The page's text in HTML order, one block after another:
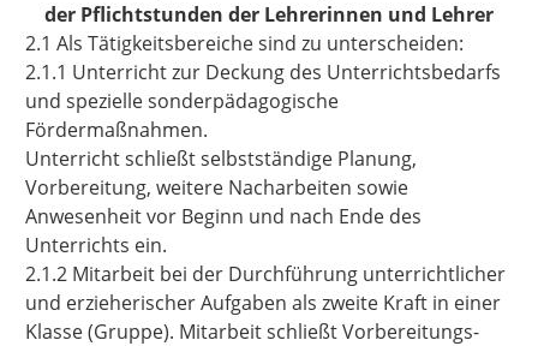
der Pflichtstunden der Lehrerinnen und Lehrer
2.1 Als Tätigkeitsbereiche sind zu unterscheiden:
2.1.1 Unterricht zur Deckung des Unterrichtsbedarfs
und spezielle sonderpädagogische
Fördermaßnahmen.
Unterricht schließt selbstständige Planung,
Vorbereitung, weitere Nacharbeiten sowie
Anwesenheit vor Beginn und nach Ende des
Unterrichts ein.
2.1.2 Mitarbeit bei der Durchführung unterrichtlicher
und erzieherischer Aufgaben als zweite Kraft in einer
Klasse (Gruppe). Mitarbeit schließt Vorbereitungs-